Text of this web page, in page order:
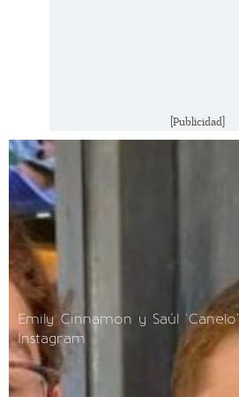
[Publicidad]
Emily Cinnamon y Saúl
Instagram